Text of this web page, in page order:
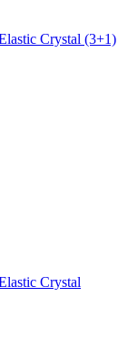
Crystal (3+1)
Crystal